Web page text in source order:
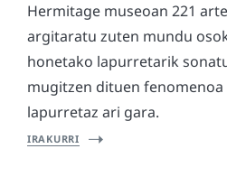
Hermitage museoan 221
argitaratu zuten mundu
honetako lapurretarik
mugitzen dituen
lapurretaz ari gara.
IRAKURRI